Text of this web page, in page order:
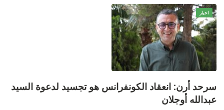
اخبار
سرحد أرن: انعقاد الكونفرانس هو تجسيد لدعوة السيد
عبدالله أوجلان